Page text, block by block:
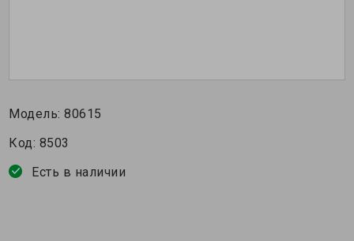
Модель:80615
Код: 8503
Есть в наличии